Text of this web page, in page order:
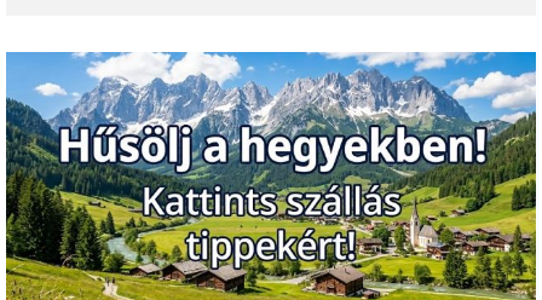
Szánkó
Szótárak
Telemark
Téli sportok
Termékajánló